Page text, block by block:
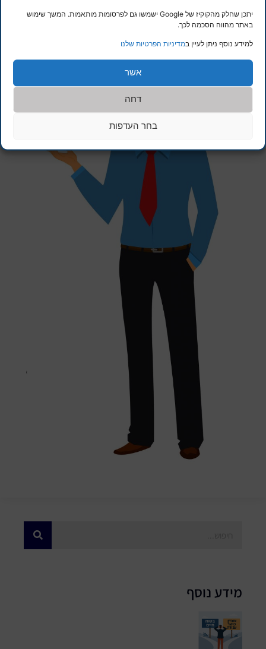
יתכן שחלק מהקוקיז של Google ישמשו גם לפרסומות מותאמות. המשך שימוש
באתר מהווה הסכמה לכך.
למידע נוסף ניתן לעיין במדיניות הפרטיות שלנו
אשר
דחה
בחר העדפות
עטרת ביטוח און ליין בע"מ רח' יהושע חנקין 1 עפולה 18100
טל.046580200 פקס. 046580215
מידע נוסף